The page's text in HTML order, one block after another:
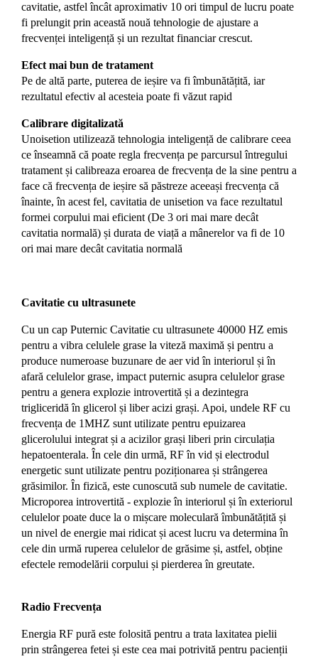
cavitatie, astfel încât aproximativ 10 ori timpul de lucru poate
fi prelungit prin această nouă tehnologie de ajustare a
frecvenței inteligență și un rezultat financiar crescut.
Efect mai bun de tratament
Pe de altă parte, puterea de ieșire va fi îmbunătățită, iar
rezultatul efectiv al acesteia poate fi văzut rapid
Calibrare digitalizată
Unoisetion utilizează tehnologia inteligență de calibrare ceea
ce înseamnă că poate regla frecvența pe parcursul întregului
tratament și calibreaza eroarea de frecvența de la sine pentru a
face că frecvența de ieșire să păstreze aceeași frecvența că
înainte, în acest fel, cavitatia de unisetion va face rezultatul
formei corpului mai eficient (De 3 ori mai mare decât
cavitatia normală) și durata de viață a mânerelor va fi de 10
ori mai mare decât cavitatia normală
Cavitatie cu ultrasunete
Cu un cap Puternic Cavitatie cu ultrasunete 40000 HZ emis
pentru a vibra celulele grase la viteză maximă și pentru a
produce numeroase buzunare de aer vid în interiorul și în
afară celulelor grase, impact puternic asupra celulelor grase
pentru a genera explozie introvertită și a dezintegra
trigliceridă în glicerol și liber acizi grași. Apoi, undele RF cu
frecvența de 1MHZ sunt utilizate pentru epuizarea
glicerolului integrat și a acizilor grași liberi prin circulația
hepatoenterala. În cele din urmă, RF în vid și electrodul
energetic sunt utilizate pentru poziționarea și strângerea
grăsimilor. În fizică, este cunoscută sub numele de cavitatie.
Microporea introvertită - explozie în interiorul și în exteriorul
celulelor poate duce la o mișcare moleculară îmbunătățită și
un nivel de energie mai ridicat și acest lucru va determina în
cele din urmă ruperea celulelor de grăsime și, astfel, obține
efectele remodelării corpului și pierderea în greutate.
Radio Frecvența
Energia RF pură este folosită pentru a trata laxitatea pielii
prin strângerea fetei și este cea mai potrivită pentru pacienții